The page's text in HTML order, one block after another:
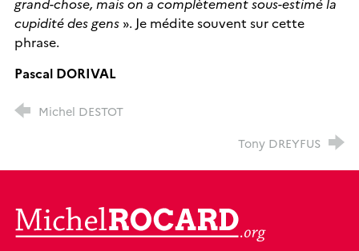
cupidité des gens». Je médite souvent sur cette
phrase.
Pascal DORIVAL
Michel DESTOT
Tony DREYFUS
MichelRocard.org